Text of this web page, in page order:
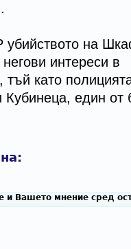
на
интереси в
тъй като
един от
и Вашето мнение сред